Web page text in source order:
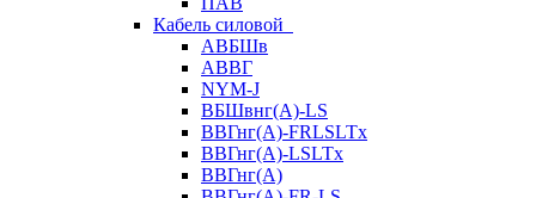
Кабель силовой
АВБШв
АВВГ
NYM-J
ВБШвнг(А)-LS
ВВГнг(A)-FRLSLTx
ВВГнг(A)-LSLTx
ВВГнг(А)